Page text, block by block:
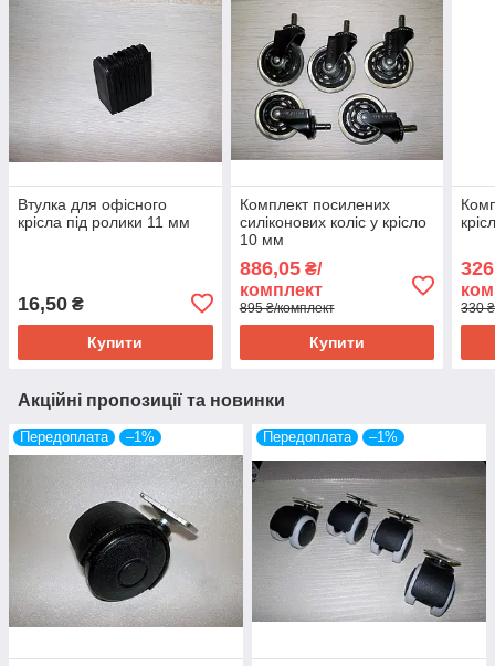
Втулка для офісного
крісла під ролики 11 мм
16,50 ₴
Купити
Комплект посилених
силіконових коліс у крісло
10 мм
886,05₴/
комплект
895 ₴/комплект
Купити
330
Акційні пропозиції та новинки
Передоплата –1% Передоплата –1%